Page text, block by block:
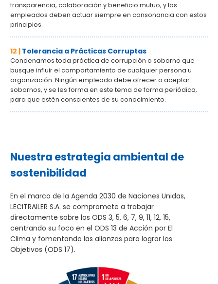
transparencia, colaboración y beneficio mutuo, y los
empleados deben actuar siempre en consonancia con estos
principios.
12 | Tolerancia a Prácticas Corruptas
Condenamos toda práctica de corrupción o soborno que
busque influir el comportamiento de cualquier persona u
organización. Ningún empleado debe ofrecer o aceptar
sobornos, y se les forma en este tema de forma periódica,
para que estén conscientes de su conocimiento.
Nuestra estrategia ambiental de
sostenibilidad
En el marco de la Agenda 2030 de Naciones Unidas,
LECITRAILER S.A. se compromete a trabajar
directamente sobre los ODS 3, 5, 6, 7, 9, 11, 12, 15,
centrando su foco en el ODS 13 de Acción por El
Clima y fomentando las alianzas para lograr los
Objetivos (ODS 17).